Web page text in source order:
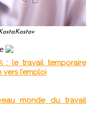
l’emploi
monde du travail